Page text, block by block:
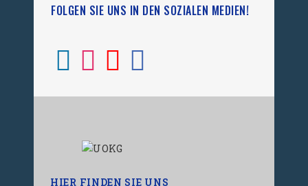
FOLGEN SIE UNS IN DEN SOZIALEN MEDIEN!
HIER FINDEN SIE UNS